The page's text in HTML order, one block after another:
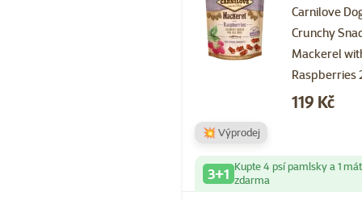
Carnilove
Crunchy
Mackerel
Raspberries
Cena
119 Kč
💥 Výprodej
3+1 Kupte 4 psí pamlsky a 1
zdarma